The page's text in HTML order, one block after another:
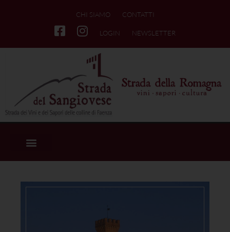
CHI SIAMO CONTATTI
LOGIN NEWSLETTER